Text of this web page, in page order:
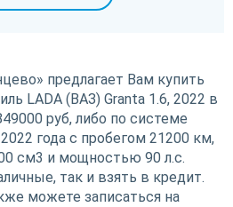
предлагает Вам купить
LADA (ВАЗ) Granta 1.6, 2022 в
руб, либо по системе
года с пробегом 21200 км,
см3 и мощностью 90 л.с.
так и взять в кредит.
можете записаться на